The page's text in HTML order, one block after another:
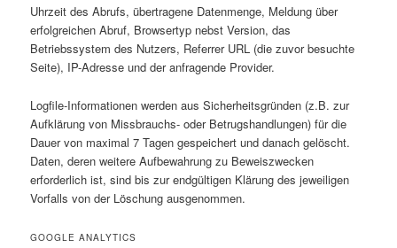
Uhrzeit des Abrufs, übertragene Datenmenge, Meldung über
erfolgreichen Abruf, Browsertyp nebst Version, das
Betriebssystem des Nutzers, Referrer URL (die zuvor besuchte
Seite), IP-Adresse und der anfragende Provider.
Logfile-Informationen werden aus Sicherheitsgründen (z.B. zur
Aufklärung von Missbrauchs- oder Betrugshandlungen) für die
Dauer von maximal 7 Tagen gespeichert und danach gelöscht.
Daten, deren weitere Aufbewahrung zu Beweiszwecken
erforderlich ist, sind bis zur endgültigen Klärung des jeweiligen
Vorfalls von der Löschung ausgenommen.
GOOGLE ANALYTICS